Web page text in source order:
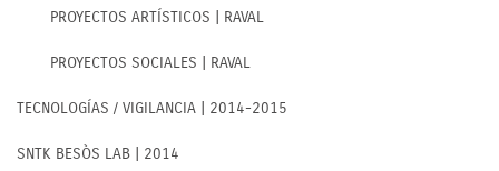
PROYECTOS ARTÍSTICOS | RAVAL
PROYECTOS SOCIALES | RAVAL
TECNOLOGÍAS / VIGILANCIA | 2014-2015
SNTK BESÒS LAB | 2014